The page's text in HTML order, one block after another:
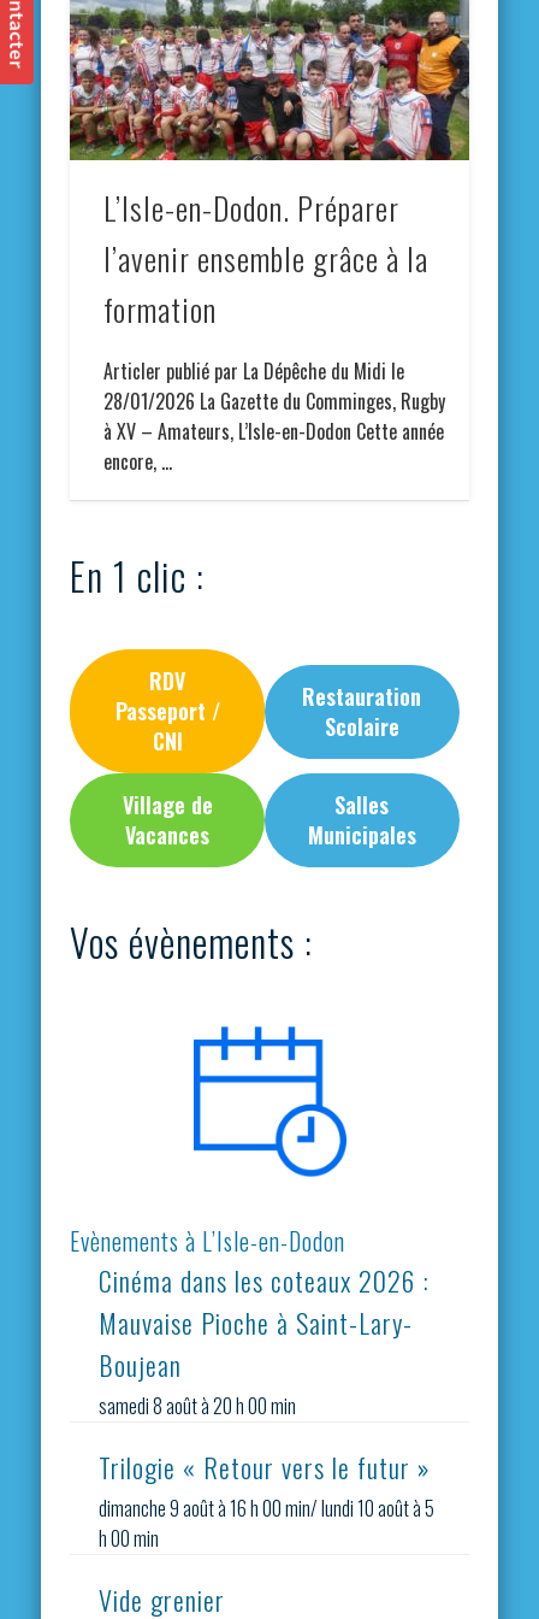
L’Isle-en-Dodon. Préparer
l’avenir ensemble grâce à la
formation
Articler publié par La Dépêche du Midi le
28/01/2026 La Gazette du Comminges, Rugby
à XV – Amateurs, L’Isle-en-Dodon Cette année
encore, …
En 1 clic :
RDV
Passeport /
CNI
Restauration
Scolaire
Village de
Vacances
Salles
Municipales
Vos évènements :
Evènements à L’Isle-en-Dodon
Cinéma dans les coteaux 2026 :
Mauvaise Pioche à Saint-Lary-
Boujean
samedi 8 août à 20 h 00 min
Trilogie « Retour vers le futur »
dimanche 9 août à 16 h 00 min/lundi 10 août à 5
h 00 min
Vide grenier